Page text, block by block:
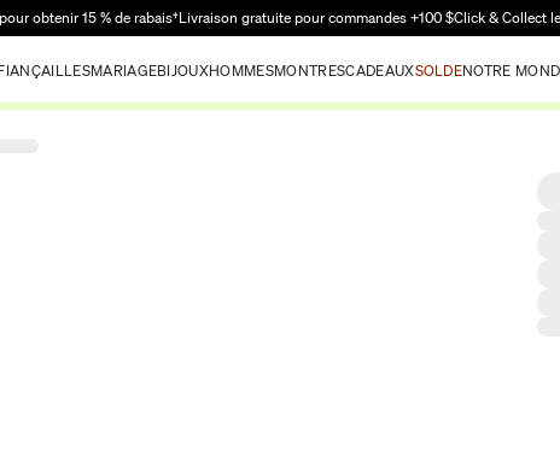
Passer au contenu principal
obtenir 15 % de rabais†Livraison gratuite pour commandes +100 $Click & Collect
MARIAGEBIJOUXHOMMESMONTRESCADEAUXSOLDENOTRE